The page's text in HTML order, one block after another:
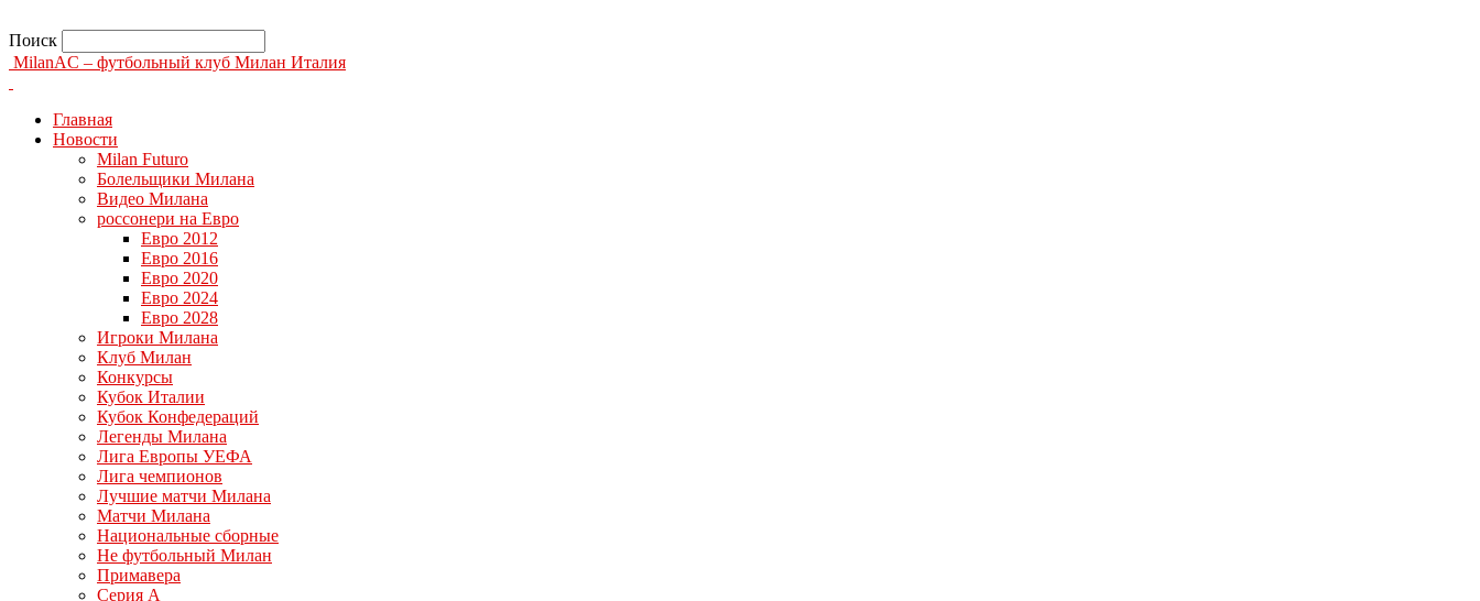
Поиск
MilanAC – футбольный клуб Милан Италия
Главная
Новости
Milan Futuro
Болельщики Милана
Видео Милана
россонери на Евро
Евро 2012
Евро 2016
Евро 2020
Евро 2024
Евро 2028
Игроки Милана
Клуб Милан
Конкурсы
Кубок Италии
Кубок Конфедераций
Легенды Милана
Лига Европы УЕФА
Лига чемпионов
Лучшие матчи Милана
Матчи Милана
Национальные сборные
Не футбольный Милан
Примавера
Серия А